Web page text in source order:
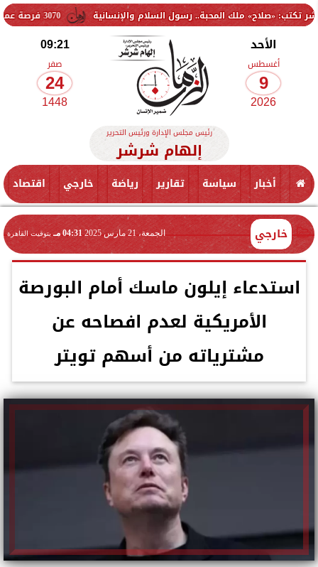
3070 فرصة عمل جديدة بالقطاع الخاص.. وظائف برواتب تصل إلى 9500 جنيه ملك المحبة.. رسول السلام والإنسانية
الأحد
أغسطس
9
2026
09:21
صفر
24
1448
رئيس مجلس الإدارة ورئيس التحرير
إلهام شرشر
أخبار سياسة تقارير رياضة خارجي اقتصاد
خارجي الجمعة، 21 مارس 2025 04:31 مـ بتوقيت القاهرة
استدعاء إيلون ماسك أمام البورصة
الأمريكية لعدم افصاحه عن
مشترياته من أسهم تويتر